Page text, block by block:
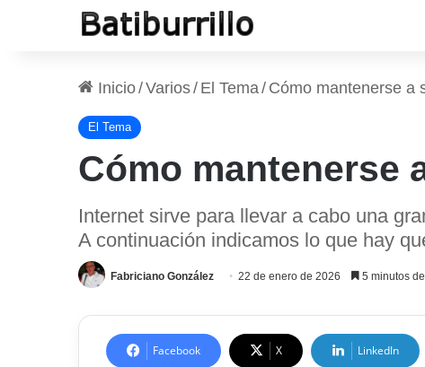
Inicio/Varios/ El Tema/ Cómo mantenerse a
El Tema
Cómo mantenerse
Internet sirve para llevar a cabo una
A continuación indicamos lo que hay
Fabriciano González 22 de enero de 2026 5 minutos
Facebook X LinkedIn